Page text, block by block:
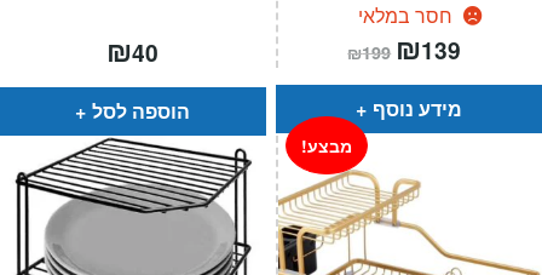
₪40
הוספה לסל
חסר במלאי
₪199 המחיר
המקורי
היה:
₪199.
₪139
הוא:
מידע נוסף
מבצע!